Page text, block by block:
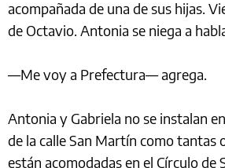
acompañada de una de sus hijas.
de Octavio. Antonia se niega a
—Me voy a Prefectura— agrega.
Antonia y Gabriela no se instalan
de la calle San Martín como tantas
están acomodadas en el Círculo de